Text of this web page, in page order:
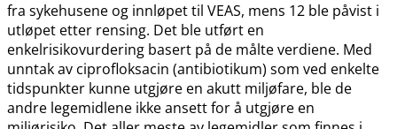
fra sykehusene og innløpet til VEAS, mens 12 ble påvist i
utløpet etter rensing. Det ble utført en
enkelrisikovurdering basert på de målte verdiene. Med
unntak av ciprofloksacin (antibiotikum) som ved enkelte
tidspunkter kunne utgjøre en akutt miljøfare, ble de
andre legemidlene ikke ansett for å utgjøre en